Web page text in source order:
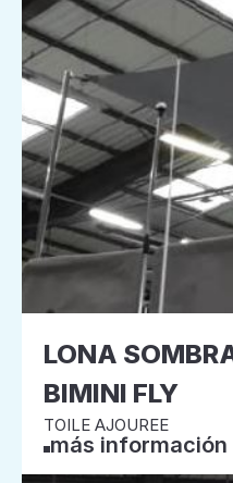
LONA
BIMINI FLY
TOILE AJOUREE
más información